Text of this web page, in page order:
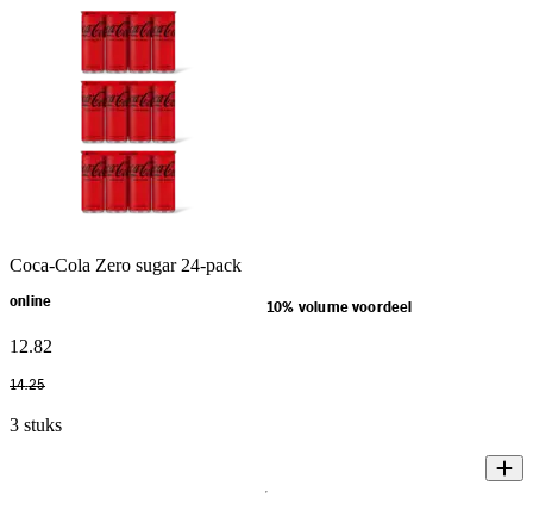
Coca-Cola Zero sugar 24-pack
online 10% volume voordeel
12.82
14.25
3 stuks